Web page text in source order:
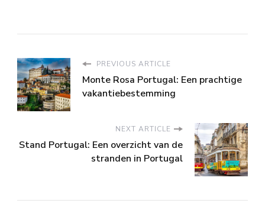
PREVIOUS ARTICLE
Monte Rosa Portugal: Een prachtige
vakantiebestemming
NEXT ARTICLE
Stand Portugal: Een overzicht van de
stranden in Portugal